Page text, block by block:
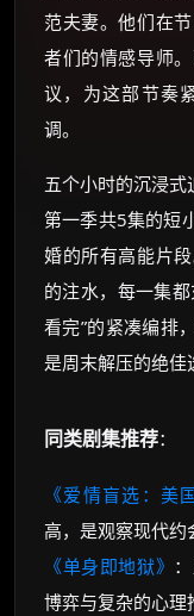
范夫妻。他们在
者们的情感导师
议，为这部节奏
调。
五个小时的沉浸式
第一季共5集的短
婚的所有高能片
的注水，每一集
看完”的紧凑编排
是周末解压的绝佳
同类剧集推荐：
《爱情盲选：美
高，是观察现代约
《单身即地狱》
博弈与复杂的心理